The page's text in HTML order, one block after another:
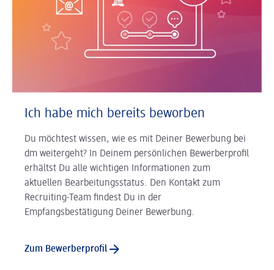
Ich habe mich bereits beworben
Du möchtest wissen, wie es mit Deiner Bewerbung bei
dm weitergeht? In Deinem persönlichen Bewerberprofil
erhältst Du alle wichtigen Informationen zum
aktuellen Bearbeitungsstatus. Den Kontakt zum
Recruiting-Team findest Du in der
Empfangsbestätigung Deiner Bewerbung.
Zum Bewerberprofil